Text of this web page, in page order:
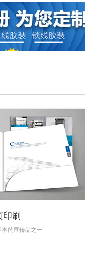
印刷
的宣传品之一